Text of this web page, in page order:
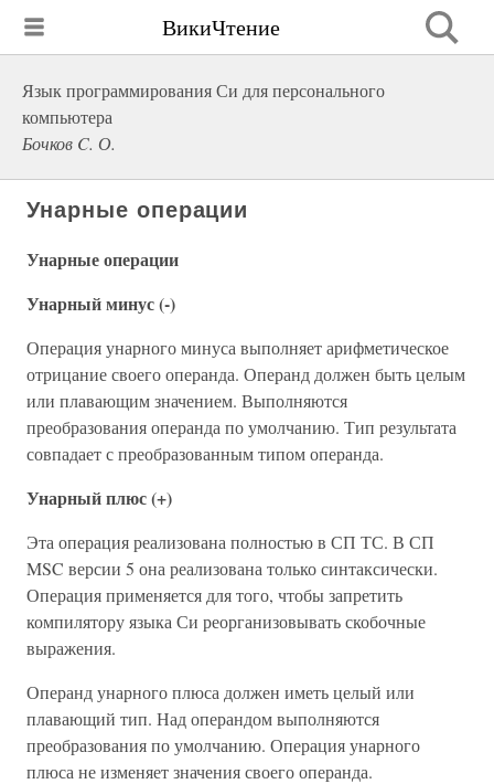
ВикиЧтение
Язык программирования Си для персонального
компьютера
Бочков C. О.
Унарные операции
Унарные операции
Унарный минус (-)
Операция унарного минуса выполняет арифметическое
отрицание своего операнда. Операнд должен быть целым
или плавающим значением. Выполняются
преобразования операнда по умолчанию. Тип результата
совпадает с преобразованным типом операнда.
Унарный плюс (+)
Эта операция реализована полностью в СП ТС. В СП
MSC версии 5 она реализована только синтаксически.
Операция применяется для того, чтобы запретить
компилятору языка Си реорганизовывать скобочные
выражения.
Операнд унарного плюса должен иметь целый или
плавающий тип. Над операндом выполняются
преобразования по умолчанию. Операция унарного
плюса не изменяет значения своего операнда.